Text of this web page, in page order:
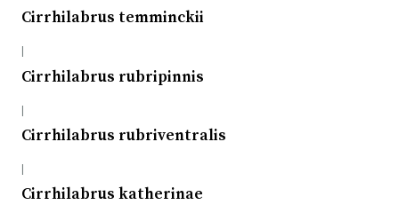
Cirrhilabrus temminckii
|
Cirrhilabrus rubripinnis
|
Cirrhilabrus rubriventralis
|
Cirrhilabrus katherinae